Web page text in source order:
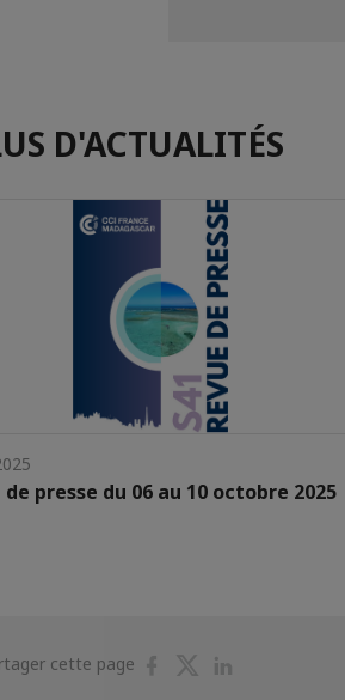
D'ACTUALITÉS
de presse du 06 au 10 octobre 2025
cette page
PartagerPartager